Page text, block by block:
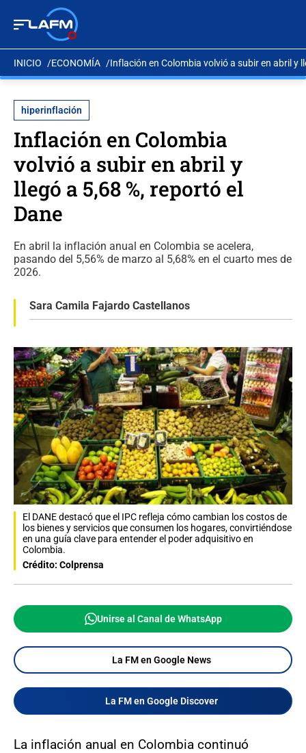
INICIO ECONOMÍA Inflación en Colombia volvió a subir en abril y
hiperinflación
Inflación en Colombia
volvió a subir en abril y
llegó a 5,68 %, reportó el
Dane
En abril la inflación anual en Colombia se acelera,
pasando del 5,56% de marzo al 5,68% en el cuarto mes de
2026.
Sara Camila Fajardo Castellanos
El DANE destacó que el IPC refleja cómo cambian los costos de
los bienes y servicios que consumen los hogares, convirtiéndose
en una guía clave para entender el poder adquisitivo en
Colombia.
Crédito: Colprensa
Unirse al Canal de WhatsApp
La FM en Google News
La FM en Google Discover
La inflación anual en Colombia continuó